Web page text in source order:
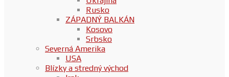
Rusko
ZÁPADNÝ BALKÁN
Kosovo
Srbsko
Severná Amerika
USA
Blízky a stredný východ